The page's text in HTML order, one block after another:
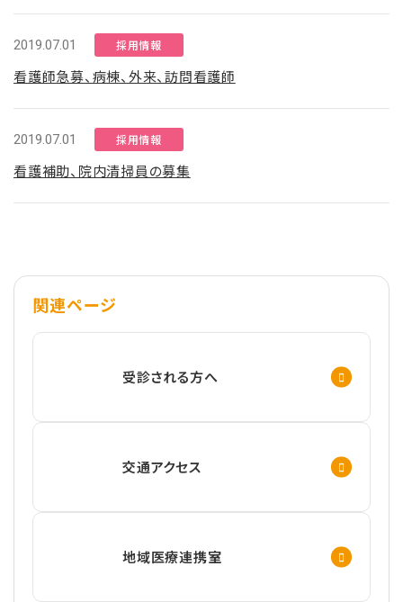
2019.07.01 採用情報
看護師急募、病棟、外来、訪問看護師
2019.07.01 採用情報
看護補助、院内清掃員の募集
関連ページ
受診される方へ
交通アクセス
地域医療連携室